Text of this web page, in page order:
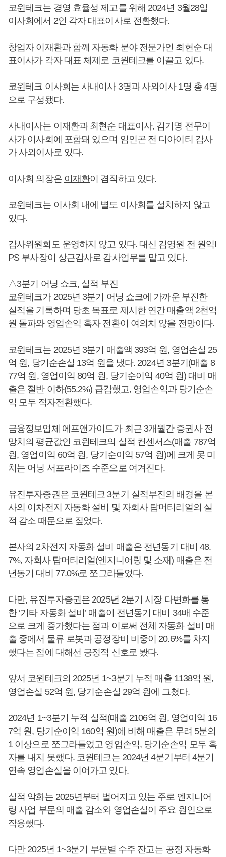
코윈테크는 경영 효율성 제고를 위해 2024년 3월28일
이사회에서 2인 각자 대표이사로 전환했다.
창업자 이재환과 함께 자동화 분야 전문가인 최현순 대
표이사가 각자 대표 체제로 코윈테크를 이끌고 있다.
코윈테크 이사회는 사내이사 3명과 사외이사 1명 총 4명
으로 구성됐다.
사내이사는 이재환과 최현순 대표이사, 김기명 전무이
사가 이사회에 포함돼 있으며 임인곤 전 디아이티 감사
가 사외이사로 있다.
이사회 의장은 이재환이 겸직하고 있다.
코윈테크는 이사회 내에 별도 이사회를 설치하지 않고
있다.
감사위원회도 운영하지 않고 있다. 대신 김영원 전 원익I
PS 부사장이 상근감사로 감사업무를 맡고 있다.
△3분기 어닝 쇼크, 실적 부진
코윈테크가 2025년 3분기 어닝 쇼크에 가까운 부진한
실적을 기록하며 당초 목표로 제시한 연간 매출액 2천억
원 돌파와 영업손익 흑자 전환이 여의치 않을 전망이다.
코윈테크는 2025년 3분기 매출액 393억 원, 영업손실 25
억 원, 당기순손실 13억 원을 냈다. 2024년 3분기(매출 8
77억 원, 영업이익 80억 원, 당기순이익 40억 원) 대비 매
출은 절반 이하(55.2%) 급감했고, 영업손익과 당기순손
익 모두 적자전환했다.
금융정보업체 에프앤가이드가 최근 3개월간 증권사 전
망치의 평균값인 코윈테크의 실적 컨센서스(매출 787억
원, 영업이익 60억 원, 당기순이익 57억 원)에 크게 못 미
치는 어닝 서프라이즈 수준으로 여겨진다.
유진투자증권은 코윈테크 3분기 실적부진의 배경을 본
사의 이차전지 자동화 설비 및 자회사 탑머티리얼의 실
적 감소 때문으로 짚었다.
본사의 2차전지 자동화 설비 매출은 전년동기 대비 48.
7%, 자회사 탑머티리얼(엔지니어링 및 소재) 매출은 전
년동기 대비 77.0%로 쪼그라들었다.
다만, 유진투자증권은 2025년 2분기 시장 다변화를 통
한 ‘기타 자동화 설비’ 매출이 전년동기 대비 34배 수준
으로 크게 증가했다는 점과 이로써 전체 자동화 설비 매
출 중에서 물류 로봇과 공정장비 비중이 20.6%를 차지
했다는 점에 대해선 긍정적 신호로 봤다.
앞서 코윈테크의 2025년 1~3분기 누적 매출 1138억 원,
영업손실 52억 원, 당기순손실 29억 원에 그쳤다.
2024년 1~3분기 누적 실적(매출 2106억 원, 영업이익 16
7억 원, 당기순이익 160억 원)에 비해 매출은 무려 5분의
1 이상으로 쪼그라들었고 영업손익, 당기순손익 모두 흑
자를 내지 못했다. 코윈테크는 2024년 4분기부터 4분기
연속 영업손실을 이어가고 있다.
실적 악화는 2025년부터 벌어지고 있는 주로 엔지니어
링 사업 부문의 매출 감소와 영업손실이 주요 원인으로
작용했다.
다만 2025년 1~3분기 부문별 수주 잔고는 공정 자동화